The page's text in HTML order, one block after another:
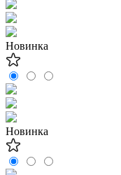
Новинка
Новинка